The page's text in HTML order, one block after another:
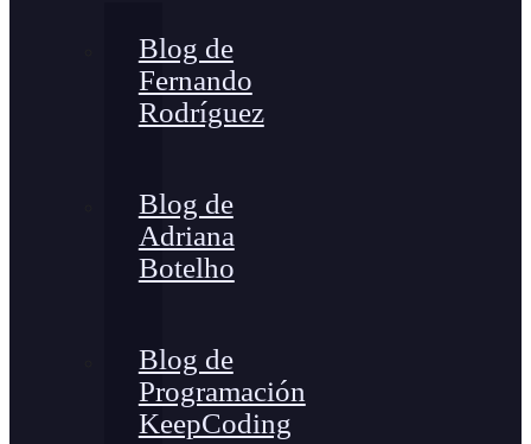
Blog de
Fernando
Rodríguez
Blog de
Adriana
Botelho
Blog de
Programación
KeepCoding